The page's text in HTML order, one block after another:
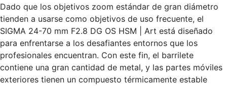
Dado que los objetivos zoom estándar de gran diámetro
tienden a usarse como objetivos de uso frecuente, el
SIGMA 24-70 mm F2.8 DG OS HSM | Art está diseñado
para enfrentarse a los desafiantes entornos que los
profesionales encuentran. Con este fin, el barrilete
contiene una gran cantidad de metal, y las partes móviles
exteriores tienen un compuesto térmicamente estable